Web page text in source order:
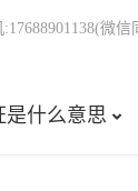
是什么意思
微信